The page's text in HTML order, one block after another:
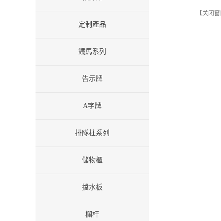
定制產品
鐵馬系列
告示牌
A字牌
排隊柱系列
儲物櫃
擋水板
欄杆
【关闭窗